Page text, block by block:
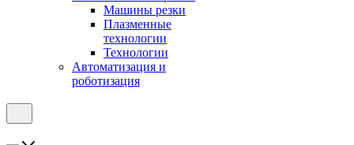
Машины резки
Плазменные
технологии
Технологии
Автоматизация и
роботизация